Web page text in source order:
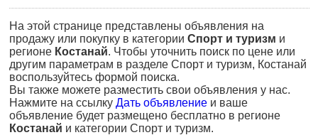
На этой странице представлены объявления на
продажу или покупку в категории Спорт и туризм и
регионе Костанай. Чтобы уточнить поиск по цене или
другим параметрам в разделе Спорт и туризм, Костанай
воспользуйтесь формой поиска.
Вы также можете разместить свои объявления у нас.
Нажмите на ссылку Дать объявление и ваше
объявление будет размещено бесплатно в регионе
Костанай и категории Спорт и туризм.